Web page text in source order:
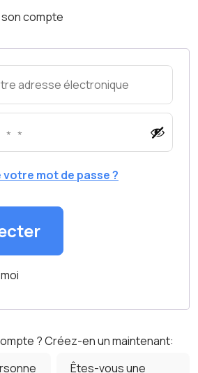
compte
mot de passe ?
? Créez-en un maintenant:
Êtes-vous une